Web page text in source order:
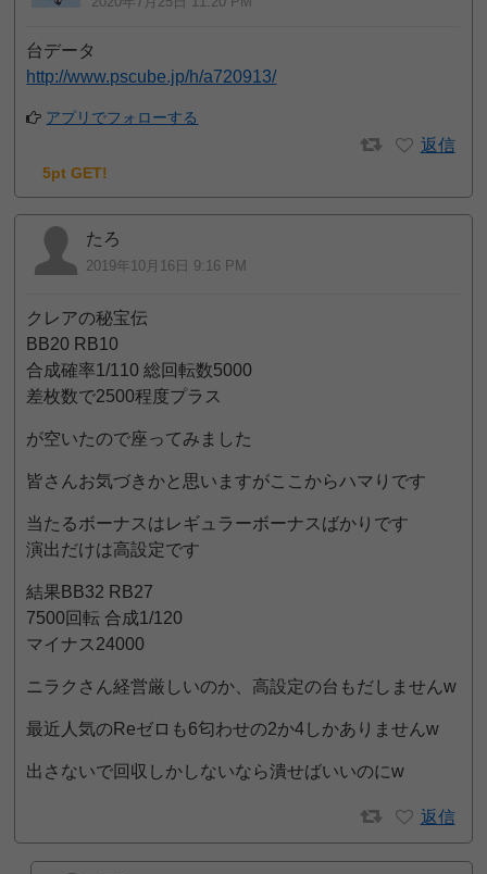
台データ
http://www.pscube.jp/h/a720913/
アプリでフォローする
返信
5pt GET!
たろ
2019年10月16日 9:16 PM
クレアの秘宝伝
BB20 RB10
合成確率1/110 総回転数5000
差枚数で2500程度プラス
が空いたので座ってみました
皆さんお気づきかと思いますがここからハマりです
当たるボーナスはレギュラーボーナスばかりです
演出だけは高設定です
結果BB32 RB27
7500回転 合成1/120
マイナス24000
ニラクさん経営厳しいのか、高設定の台もだしませんw
最近人気のReゼロも6匂わせの2か4しかありませんw
出さないで回収しかしないなら潰せばいいのにw
返信